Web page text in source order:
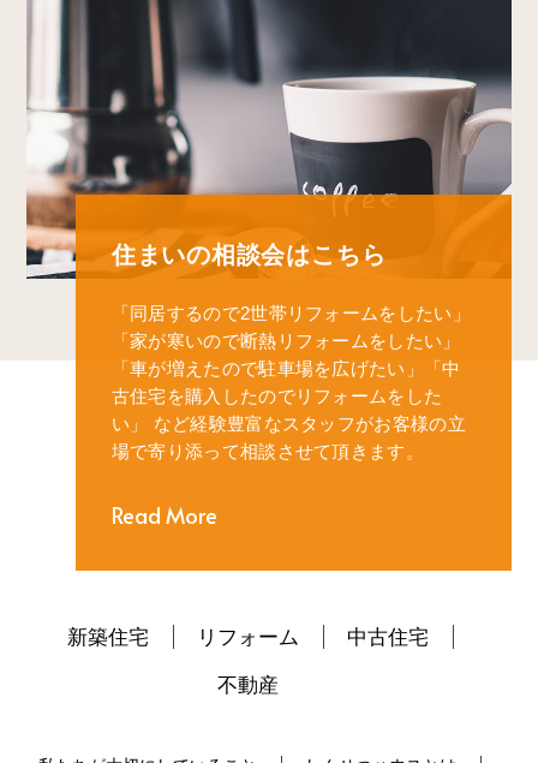
住まいの相談会はこちら
「同居するので2世帯リフォームをしたい」
「家が寒いので断熱リフォームをしたい」
「車が増えたので駐車場を広げたい」
「中
古住宅を購入したのでリフォームをした
い」
など経験豊富なスタッフがお客様の立
場で寄り添って相談させて頂きます。
Read More
新築住宅 リフォーム
中古住宅
不動産